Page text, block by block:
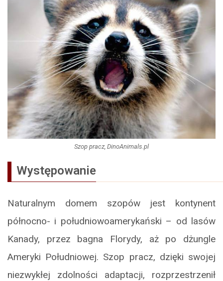
Szop pracz, DinoAnimals.pl
Występowanie
Naturalnym domem szopów jest kontynent
północno- i południowoamerykański – od lasów
Kanady, przez bagna Florydy, aż po dżungle
Ameryki Południowej. Szop pracz, dzięki swojej
niezwykłej zdolności adaptacji, rozprzestrzenił